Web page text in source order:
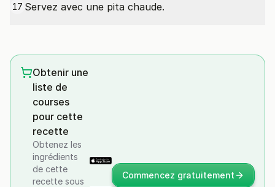
17 Servez avec une pita chaude.
Obtenir une
liste de
courses
pour cette
recette
Obtenez les
ingrédients
de cette
recette sous
Commencez gratuitement